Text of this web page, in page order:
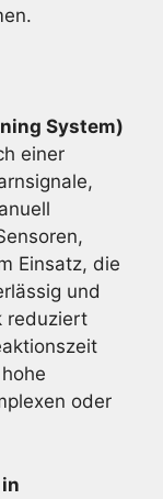
System)
einer
Einsatz, die
und
reduziert
oder